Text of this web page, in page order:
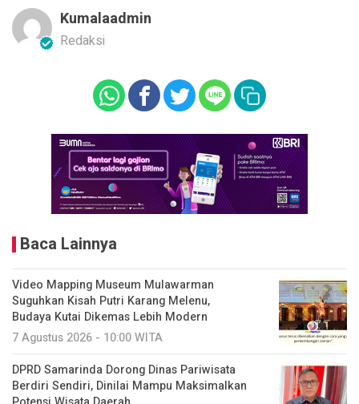
Kumalaadmin
Redaksi
Baca Lainnya
Video Mapping Museum Mulawarman
Suguhkan Kisah Putri Karang Melenu,
Budaya Kutai Dikemas Lebih Modern
7 Agustus 2026 - 10:00 WITA
DPRD Samarinda Dorong Dinas Pariwisata
Berdiri Sendiri, Dinilai Mampu Maksimalkan